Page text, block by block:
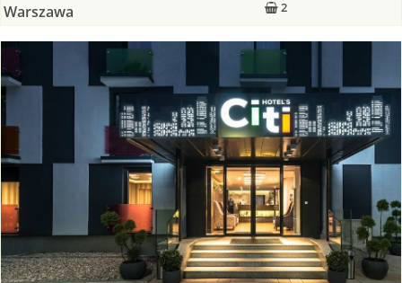
2
Warszawa